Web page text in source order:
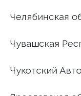
Челябинская
Чувашская
Чукотский